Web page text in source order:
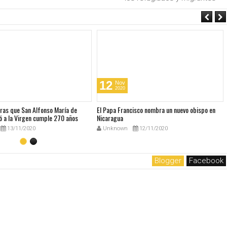
que San Alfonso María de
a la Virgen cumple 270 años
13/11/2020
12 Nov
2020
El Papa Francisco nombra un nuevo obispo en
Nicaragua
Unknown 12/11/2020
Blogger Facebook